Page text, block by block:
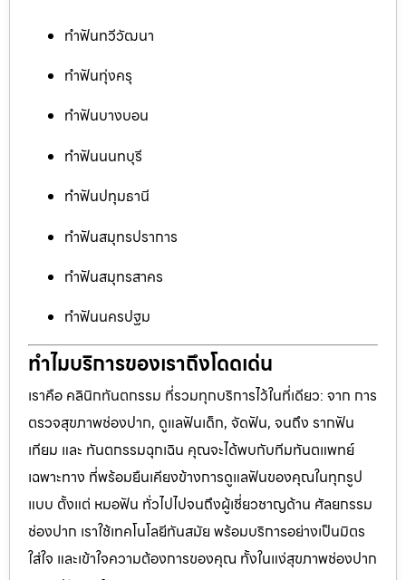
ทำฟันทวีวัฒนา
ทำฟันทุ่งครุ
ทำฟันบางบอน
ทำฟันนนทบุรี
ทำฟันปทุมธานี
ทำฟันสมุทรปราการ
ทำฟันสมุทรสาคร
ทำฟันนครปฐม
ทำไมบริการของเราถึงโดดเด่น
เราคือ คลินิกทันตกรรม ที่รวมทุกบริการไว้ในที่เดียว: จาก การ
ตรวจสุขภาพช่องปาก, ดูแลฟันเด็ก, จัดฟัน, จนถึง รากฟัน
เทียม และ ทันตกรรมฉุกเฉิน คุณจะได้พบกับทีมทันตแพทย์
เฉพาะทาง ที่พร้อมยืนเคียงข้างการดูแลฟันของคุณในทุกรูป
แบบ ตั้งแต่ หมอฟัน ทั่วไปไปจนถึงผู้เชี่ยวชาญด้าน ศัลยกรรม
ช่องปาก เราใช้เทคโนโลยีทันสมัย พร้อมบริการอย่างเป็นมิตร
ใส่ใจ และเข้าใจความต้องการของคุณ ทั้งในแง่สุขภาพช่องปาก